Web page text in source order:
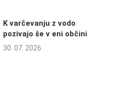
K varčevanju z vodo
pozivajo še v eni občini
30. 07. 2026